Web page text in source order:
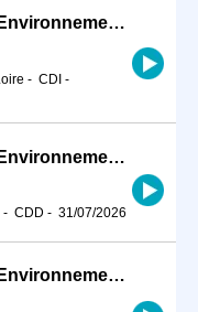
Responsable Qualité Sécurité Environnement -QSE- en industrie (H/F)
- CDI -
Responsable Qualité Sécurité Environnement -QSE- en industrie (H/F)
- CDD - 31/07/2026
Responsable Qualité Sécurité Environnement -QSE- en industrie (H/F)